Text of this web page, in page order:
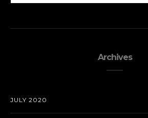
Archives
JULY 2020